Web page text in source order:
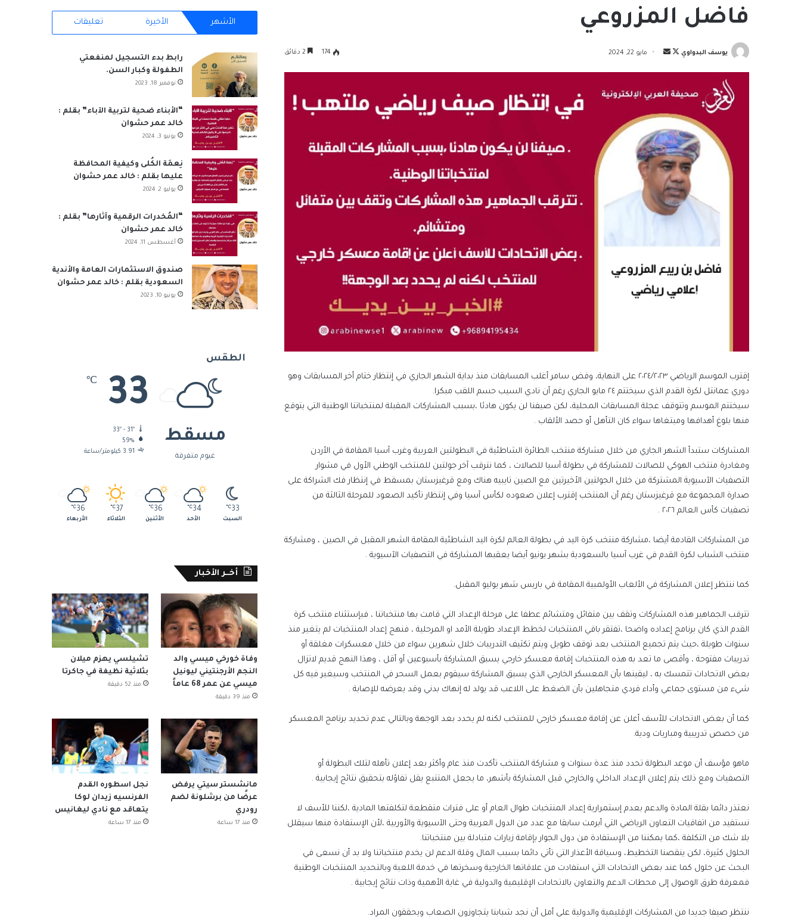
فاضل المزروعي
يوسف البدواوي
تابعأرسل مايو 22, 2024 174
إقترب الموسم الرياضي ٢٠٢٤/٢٠٢٣ على النهاية، وفض سامر أغلب المسابقات منذ بداية الشهر الجاري في إنتظار ختام أخر المسابقات وهو
دوري عمانتل لكرة القدم الذي سيختتم ٢٤ مايو الجاري رغم أن نادي السيب حسم اللقب مبكرا.
سيختتم الموسم وتتوقف عجلة المسابقات المحلية، لكن صيفنا لن يكون هادئا ،بسبب المشاركات المقبلة لمنتخباتنا الوطنية التي يتوقع
منها بلوغ أهدافها ومبتغاها سواء كان التأهل أو حصد الألقاب .
المشاركات ستبدأ الشهر الجاري من خلال مشاركة منتخب الطائرة الشاطئية في البطولتين العربية وغرب آسيا المقامة في الأردن
ومغادرة منتخب الهوكي للصالات للمشاركة في بطولة آسيا للصالات ، كما نترقب آخر جولتين للمنتخب الوطني الأول في مشوار
التصفيات الآسيوية المشتركة من خلال الجولتين الأخيرتين مع الصين تايبيه هناك ومع قرغيزستان بمسقط في إنتظار فك الشراكة على
صدارة المجموعة مع قرغيزستان رغم أن المنتخب إقترب إعلان صعوده لكأس آسيا وفي إنتظار تأكيد الصعود للمرحلة الثالثة من
تصفيات كأس العالم ٢٠٢٦ .
من المشاركات القادمة أيضا ،مشاركة منتخب كرة اليد في بطولة العالم لكرة اليد الشاطئية المقامة الشهر المقبل في الصين ، ومشاركة
منتخب الشباب لكرة القدم في غرب آسيا بالسعودية بشهر يونيو أيضا يعقبها المشاركة في التصفيات الآسيوية .
كما ننتظر إعلان المشاركة في الألعاب الأولمبية المقامة في باريس شهر يوليو المقبل.
تترقب الجماهير هذه المشاركات وتقف بين متفائل ومتشائم عطفا على مرحلة الإعداد التي قامت بها منتخباتنا ، فبإستثناء منتخب كرة
القدم الذي كان برنامج إعداده واضحا ،تفتقر باقي المنتخبات لخطط الإعداد طويلة الأمد او المرحلية ، فنهج إعداد المنتخبات لم يتغير منذ
سنوات طويلة ،حيث يتم تجميع المنتخب بعد توقف طويل ويتم تكثيف التدريبات خلال شهرين سواء من خلال معسكرات مغلقة أو
تدريبات مفتوحة ، وأقصى ما تعد به هذه المنتخبات إقامة معسكر خارجي يسبق المشاركة بأسبوعين أو أقل ، وهذا النهج قديم لاتزال
بعض الاتحادات تتمسك به ، ليقينها بأن المعسكر الخارجي الذي يسبق المشاركة سيقوم بعمل السحر في المنتخب وسيغير فيه كل
شيء من مستوى جماعي وأداء فردي متجاهلين بأن الضغط على اللاعب قد يولد له إنهاك بدني وقد يعرضه للإصابة .
كما أن بعض الاتحادات للأسف أعلن عن إقامة معسكر خارجي للمنتخب لكنه لم يحدد بعد الوجهة وبالتالي عدم تحديد برنامج المعسكر
من حصص تدريبية ومباريات ودية.
ماهو مؤسف أن موعد البطولة تحدد منذ عدة سنوات و مشاركة المنتخب تأكدت منذ عام وأكثر بعد إعلان تأهله لتلك البطولة أو
التصفيات ومع ذلك يتم إعلان الإعداد الداخلي والخارجي قبل المشاركة بأشهر، ما يجعل المتتبع يقل تفاؤله بتحقيق نتائج إيجابية .
نعتذر دائما بقلة المادة والدعم بعدم إستمرارية إعداد المنتخبات طوال العام أو على فترات متقطعة لتكلفتها المادية ،لكننا للأسف لا
نستفيد من اتفاقيات التعاون الرياضي التي أبرمت سابقا مع عدد من الدول العربية وحتى الآسيوية والأوربية ،لأن الإستفادة منها سيقلل
بلا شك من التكلفة ،كما يمكننا من الإستفادة من دول الجوار بإقامة زيارات متبادلة بين منتخباتنا.
الحلول كثيرة، لكن ينقصنا التخطيط، وسياقة الأعذار التي تأتي دائما بسبب المال وقلة الدعم لن يخدم منتخباتنا ولا بد أن نسعى في
البحث عن حلول كما عند بعض الاتحادات التي استفادت من علاقاتها الخارجية وسخرتها في خدمة اللعبة وبالتحديد المنتخبات الوطنية
فمعرفة طرق الوصول إلى محطات الدعم والتعاون بالاتحادات الإقليمية والدولية في غاية الأهمية وذات نتائج إيجابية .
ننتظر صيفا جديدا من المشاركات الإقليمية والدولية على أمل أن نجد شبابنا يتجاوزون الصعاب ويحققون المراد.
RSS
الأشهر الأخيرة تعليقات
رابط بدء التسجيل لمنفعتي
الطفولة وكبار السن.
نوفمبر 18, 2023
“الأبناء ضحية لتربية الآباء” بقلم :
خالد عمر حشوان
يونيو 3, 2024
نِعمَة الكُلى وكيفية المحافظة
عليها بقلم : خالد عمر حشوان
يوليو 2, 2024
“المُخدرات الرقمية وآثارها” بقلم :
خالد عمر حشوان
أغسطس 11, 2024
صندوق الاستثمارات العامة والأندية
السعودية بقلم : خالد عمر حشوان
يونيو 10, 2023
الطقس
مسقط
غيوم متفرقة
33
℃
33º - 31º
59%
3.91 كيلومتر/ساعة
33
℃
السبت
34
℃
الأحد
36
℃
الأثنين
37
℃
الثلاثاء
36
℃
الأربعاء
أخــر الأخبار
وفاة خورخي ميسي والد
النجم الأرجنتيني ليونيل
ميسي عن عمر 68 عاماً
منذ 39 دقيقة
تشيلسي يهزم ميلان
بثلاثية نظيفة في جاكرتا
منذ 52 دقيقة
مانشستر سيتي يرفض
عرضًا من برشلونة لضم
رودري
منذ 17 ساعة
نجل اسطوره القدم
الفرنسيه زيدان لوكا
يتعاقد مع نادي ليغانيس
منذ 17 ساعة